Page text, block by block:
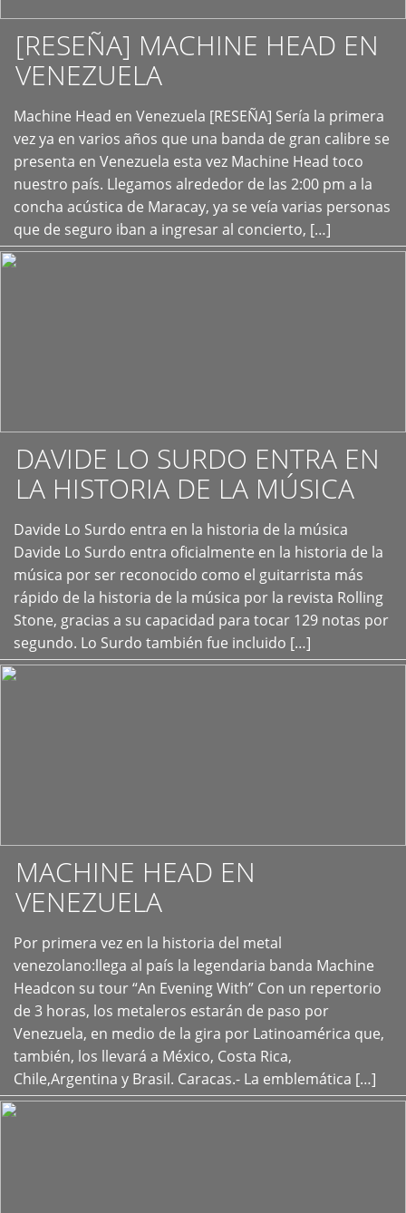
[RESEÑA] MACHINE HEAD EN
VENEZUELA
Machine Head en Venezuela [RESEÑA] Sería la primera
vez ya en varios años que una banda de gran calibre se
presenta en Venezuela esta vez Machine Head toco
nuestro país. Llegamos alrededor de las 2:00 pm a la
concha acústica de Maracay, ya se veía varias personas
que de seguro iban a ingresar al concierto, […]
+
DAVIDE LO SURDO ENTRA EN
LA HISTORIA DE LA MÚSICA
Davide Lo Surdo entra en la historia de la música
Davide Lo Surdo entra oficialmente en la historia de la
música por ser reconocido como el guitarrista más
rápido de la historia de la música por la revista Rolling
Stone, gracias a su capacidad para tocar 129 notas por
segundo. Lo Surdo también fue incluido […]
+
MACHINE HEAD EN
VENEZUELA
Por primera vez en la historia del metal
venezolano:llega al país la legendaria banda Machine
Headcon su tour “An Evening With” Con un repertorio
de 3 horas, los metaleros estarán de paso por
Venezuela, en medio de la gira por Latinoamérica que,
también, los llevará a México, Costa Rica,
Chile,Argentina y Brasil. Caracas.- La emblemática […]
+